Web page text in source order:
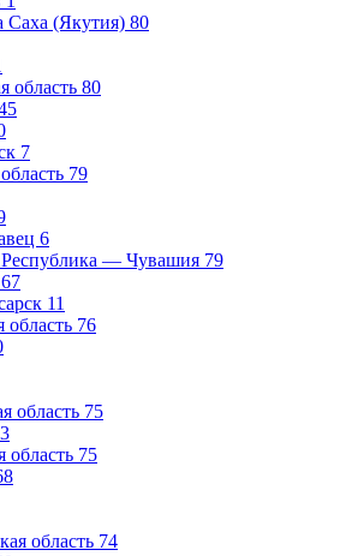
Саха (Якутия) 80
область 80
7
79
6
— Чувашия 79
67
11
область 76
область 75
область 75
область 74